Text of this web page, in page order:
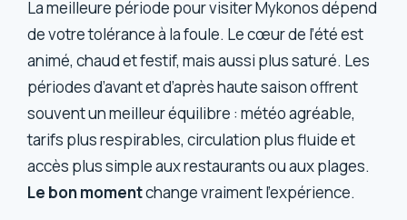
La meilleure période pour visiter Mykonos dépend
de votre tolérance à la foule. Le cœur de l’été est
animé, chaud et festif, mais aussi plus saturé. Les
périodes d’avant et d’après haute saison offrent
souvent un meilleur équilibre : météo agréable,
tarifs plus respirables, circulation plus fluide et
accès plus simple aux restaurants ou aux plages.
Le bon momentchange vraiment l’expérience.